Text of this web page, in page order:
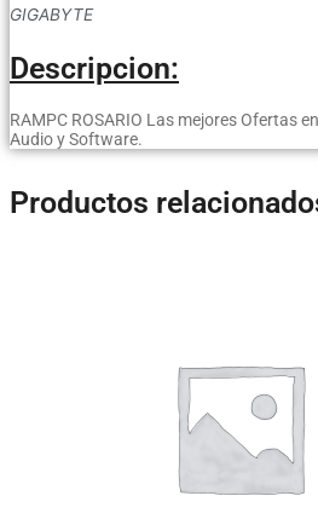
GIGABYTE
Descripcion:
RAMPC ROSARIO Las mejores Ofertas
Audio y Software.
Productos